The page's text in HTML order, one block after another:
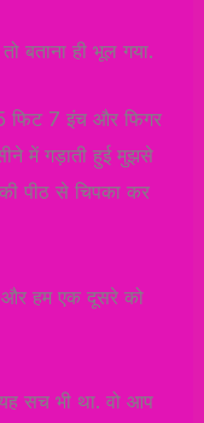
बताना ही भूल गया.
5 फिट 7 इंच और फिगर
में गड़ाती हुई मुझसे
की पीठ से चिपका कर
और हम एक दूसरे को
सच भी था. वो आप